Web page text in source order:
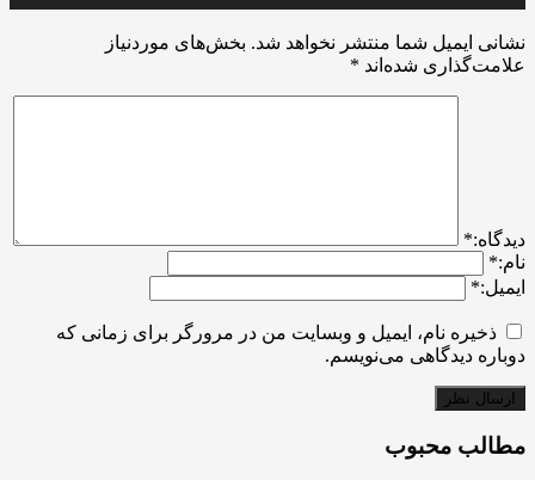
نشانی ایمیل شما منتشر نخواهد شد. بخش‌های موردنیاز
علامت‌گذاری شده‌اند *
ديدگاه:*
نام:*
ایمیل:*
ذخیره نام، ایمیل و وبسایت من در مرورگر برای زمانی که
دوباره دیدگاهی می‌نویسم.
مطالب محبوب